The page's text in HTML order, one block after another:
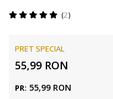
2
PRET SPECIAL
55,99 RON
PR: 55,99 RON